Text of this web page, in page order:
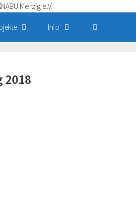
Info
2018